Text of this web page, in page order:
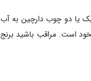
یا دو چوب دارچین به آب
است. مراقب باشید برنج